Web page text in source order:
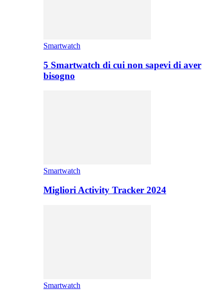
Smartwatch
5 Smartwatch di cui non sapevi di aver
bisogno
Smartwatch
Migliori Activity Tracker 2024
Smartwatch